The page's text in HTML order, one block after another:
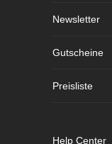
Newsletter
Gutscheine
Preisliste
Help Center